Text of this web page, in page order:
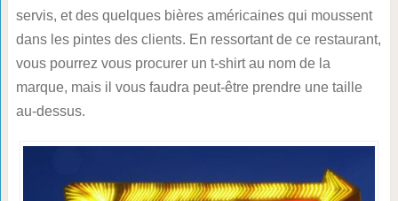
servis, et des quelques bières américaines qui moussent
dans les pintes des clients. En ressortant de ce restaurant,
vous pourrez vous procurer un t-shirt au nom de la
marque, mais il vous faudra peut-être prendre une taille
au-dessus.